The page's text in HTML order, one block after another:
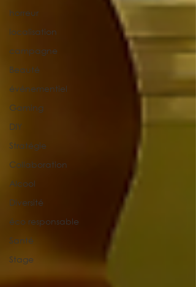
horreur
localisation
campagne
Beauté
événementiel
Gaming
DIY
Stratégie
Collaboration
Alcool
Diversité
éco responsable
Santé
Stage